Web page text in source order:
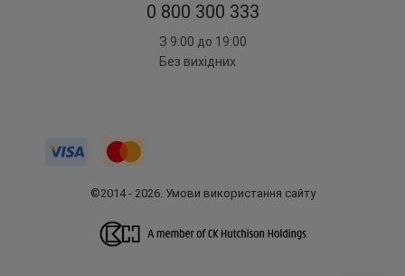
0 800 300 333
З 9:00 до 19:00
Без вихідних
©2014 - 2026. Умови використання сайту